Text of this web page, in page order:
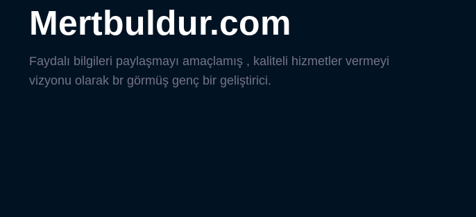
Mertbuldur.com
Faydalı bilgileri paylaşmayı amaçlamış , kaliteli hizmetler vermeyi
vizyonu olarak br görmüş genç bir geliştirici.